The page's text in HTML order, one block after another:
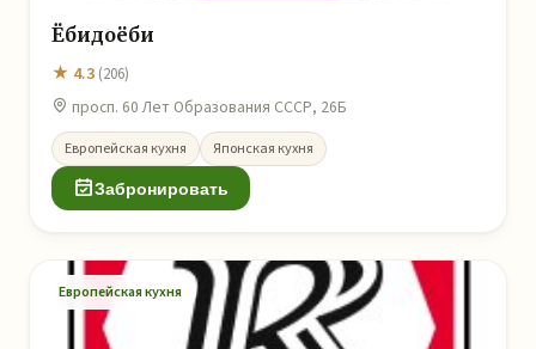
Ёбидоёби
★ 4.3 (206)
просп. 60 Лет Образования СССР, 26Б
Европейская кухня Японская кухня
Забронировать
Европейская кухня